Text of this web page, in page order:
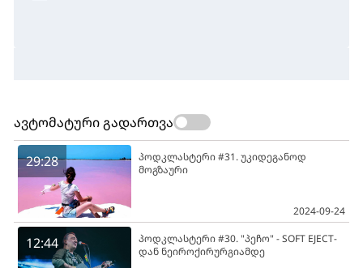
ავტომატური გადართვა
29:28
პოდკლასტერი #31. უკიდეგანოდ
მოგზაური
2024-09-24
12:44
პოდკლასტერი #30. "პეჩო" - SOFT EJECT-
დან ნეიროქირურგიამდე